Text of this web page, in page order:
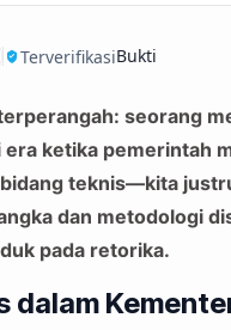
TerverifikasiBukti
seorang
era ketika pemerintah
teknis—kita
dan metodologi
pada retorika.
dalam